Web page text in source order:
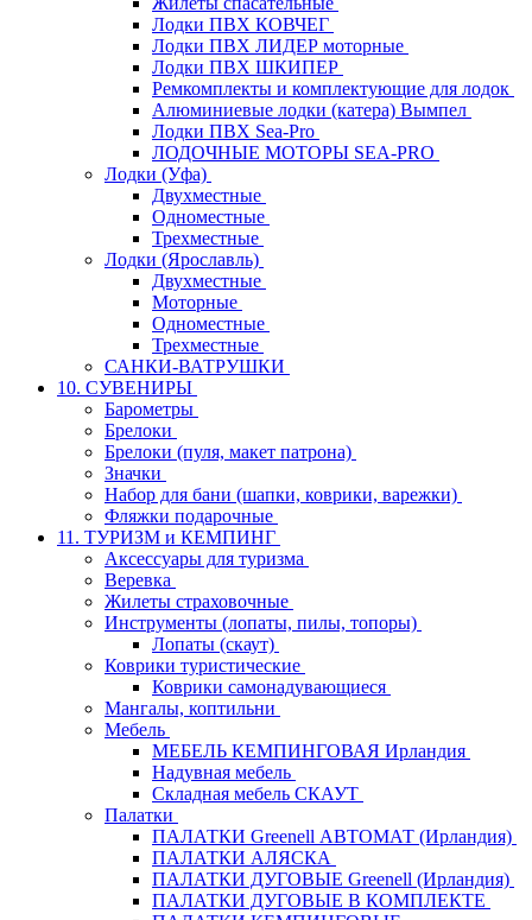
Лодки ПВХ КОВЧЕГ
Лодки ПВХ ЛИДЕР моторные
Лодки ПВХ ШКИПЕР
Ремкомплекты и комплектующие для лодок
Алюминиевые лодки (катера) Вымпел
Лодки ПВХ Sea-Pro
ЛОДОЧНЫЕ МОТОРЫ SEA-PRO
Лодки (Уфа)
Двухместные
Одноместные
Трехместные
Лодки (Ярославль)
Двухместные
Моторные
Одноместные
Трехместные
САНКИ-ВАТРУШКИ
10. СУВЕНИРЫ
Барометры
Брелоки
Брелоки (пуля, макет патрона)
Значки
Набор для бани (шапки, коврики, варежки)
Фляжки подарочные
11. ТУРИЗМ и КЕМПИНГ
Аксессуары для туризма
Веревка
Жилеты страховочные
Инструменты (лопаты, пилы, топоры)
Лопаты (скаут)
Коврики туристические
Коврики самонадувающиеся
Мангалы, коптильни
Мебель
МЕБЕЛЬ КЕМПИНГОВАЯ Ирландия
Надувная мебель
Складная мебель СКАУТ
Палатки
ПАЛАТКИ Greenell АВТОМАТ (Ирландия)
ПАЛАТКИ АЛЯСКА
ПАЛАТКИ ДУГОВЫЕ Greenell (Ирландия)
ПАЛАТКИ ДУГОВЫЕ В КОМПЛЕКТЕ